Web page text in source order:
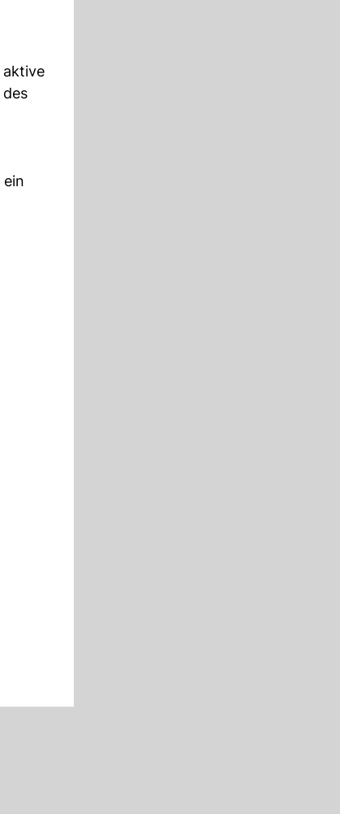
aktive